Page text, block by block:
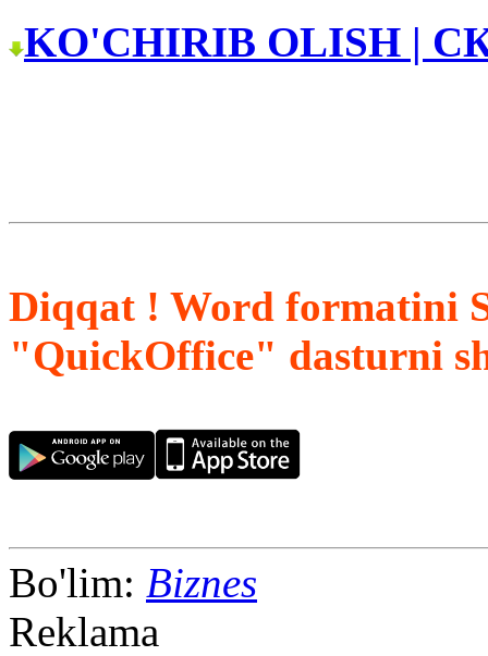
KO'CHIRIB OLISH |
Diqqat ! Word formatini
"QuickOffice" dasturni
Bo'lim: Biznes
Reklama